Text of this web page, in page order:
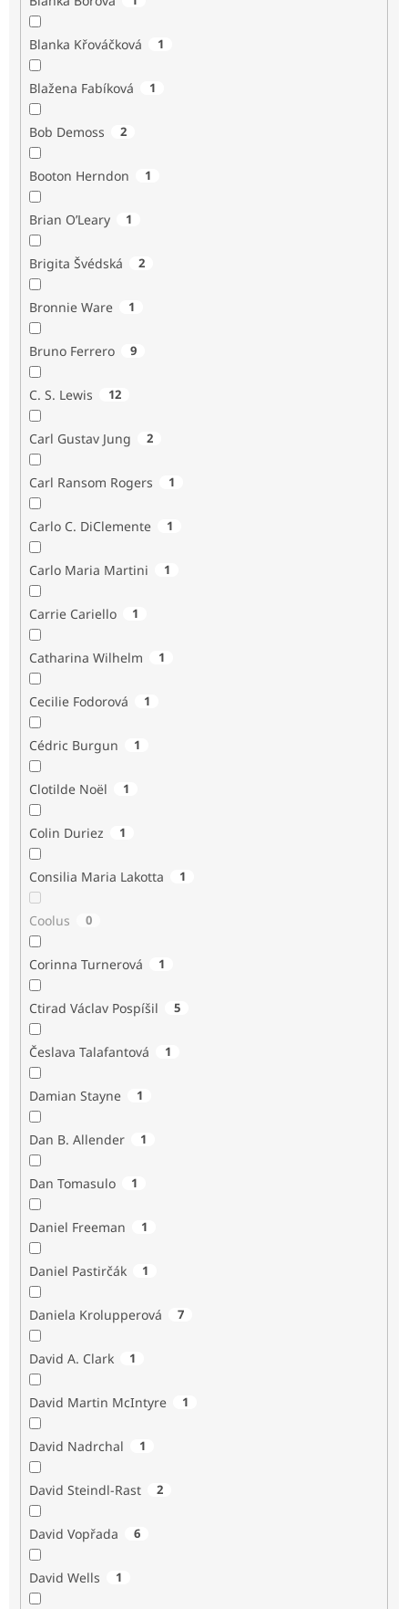
Blanka Křováčková 1
Blažena Fabíková 1
Bob Demoss 2
Booton Herndon 1
Brian O’Leary 1
Brigita Švédská 2
Bronnie Ware 1
Bruno Ferrero 9
C. S. Lewis 12
Carl Gustav Jung 2
Carl Ransom Rogers 1
Carlo C. DiClemente 1
Carlo Maria Martini 1
Carrie Cariello 1
Catharina Wilhelm 1
Cecilie Fodorová 1
Cédric Burgun 1
Clotilde Noël 1
Colin Duriez 1
Consilia Maria Lakotta 1
Coolus 0
Corinna Turnerová 1
Ctirad Václav Pospíšil 5
Česlava Talafantová 1
Damian Stayne 1
Dan B. Allender 1
Dan Tomasulo 1
Daniel Freeman 1
Daniel Pastirčák 1
Daniela Krolupperová 7
David A. Clark 1
David Martin McIntyre 1
David Nadrchal 1
David Steindl-Rast 2
David Vopřada 6
David Wells 1